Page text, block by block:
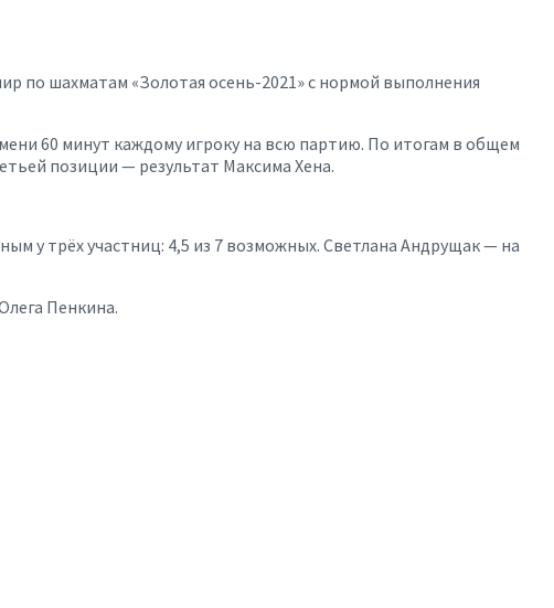
по шахматам «Золотая осень-2021» с нормой выполнения
60 минут каждому игроку на всю партию. По итогам в общем
позиции — результат Максима Хена.
у трёх участниц: 4,5 из 7 возможных. Светлана Андрущак — на
Пенкина.